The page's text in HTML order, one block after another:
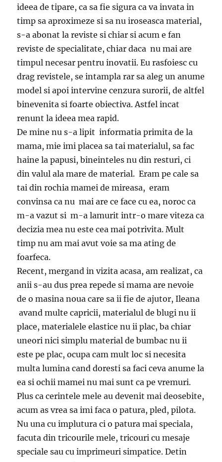
ideea de tipare, ca sa fie sigura ca va invata in
timp sa aproximeze si sa nu iroseasca material,
s-a abonat la reviste si chiar si acum e fan
reviste de specialitate, chiar daca nu mai are
timpul necesar pentru inovatii. Eu rasfoiesc cu
drag revistele, se intampla rar sa aleg un anume
model si apoi intervine cenzura surorii, de altfel
binevenita si foarte obiectiva. Astfel incat
renunt la ideea mea rapid.
De mine nu s-a lipit informatia primita de la
mama, mie imi placea sa tai materialul, sa fac
haine la papusi, bineinteles nu din resturi, ci
din valul ala mare de material. Eram pe cale sa
tai din rochia mamei de mireasa, eram
convinsa ca nu mai are ce face cu ea, noroc ca
m-a vazut si m-a lamurit intr-o mare viteza ca
decizia mea nu este cea mai potrivita. Mult
timp nu am mai avut voie sa ma ating de
foarfeca.
Recent, mergand in vizita acasa, am realizat, ca
anii s-au dus prea repede si mama are nevoie
de o masina noua care sa ii fie de ajutor, Ileana
avand multe capricii, materialul de blugi nu ii
place, materialele elastice nu ii plac, ba chiar
uneori nici simplu material de bumbac nu ii
este pe plac, ocupa cam mult loc si necesita
multa lumina cand doresti sa faci ceva anume la
ea si ochii mamei nu mai sunt ca pe vremuri.
Plus ca cerintele mele au devenit mai deosebite,
acum as vrea sa imi faca o patura, pled, pilota.
Nu una cu implutura ci o patura mai speciala,
facuta din tricourile mele, tricouri cu mesaje
speciale sau cu imprimeuri simpatice. Detin